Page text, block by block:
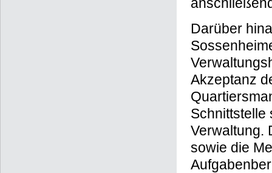
Darüber
Akzeptanz
Schnittstelle
Verwaltung.
sowie die